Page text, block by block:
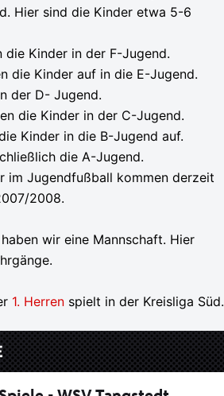
Hier sind die Kinder etwa 5-6
die Kinder in der F-Jugend.
die Kinder auf in die E-Jugend.
der D- Jugend.
die Kinder in der C-Jugend.
Kinder in die B-Jugend auf.
die A-Jugend.
im Jugendfußball kommen derzeit
2008.
haben wir eine Mannschaft. Hier
1. Herren spielt in der Kreisliga Süd.